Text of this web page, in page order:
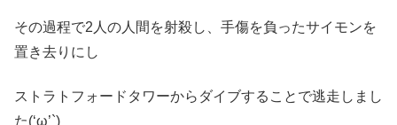
その過程で2人の人間を射殺し、手傷を負ったサイモンを
置き去りにし
ストラトフォードタワーからダイブすることで逃走しまし
た(‘ω’`)